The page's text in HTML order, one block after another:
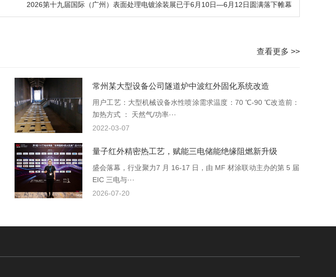
2026第十九届国际（广州）表面处理电镀涂装展已于6月10日—6月12日圆满落下帷幕
查看更多 >>
常州某大型设备公司隧道炉中波红外固化系统改造
用户工艺：大型机械设备水性喷涂需求温度：70 ℃-90 ℃改造前：
加热方式 ： 天然气/功率···
2022-03-07
量子红外精密热工艺，赋能三电储能绝缘阻燃新升级
盛会落幕，行业聚力7 月 16-17 日，由 MF 材涂联动主办的第 5 届
EIC 三电与···
2026-07-20